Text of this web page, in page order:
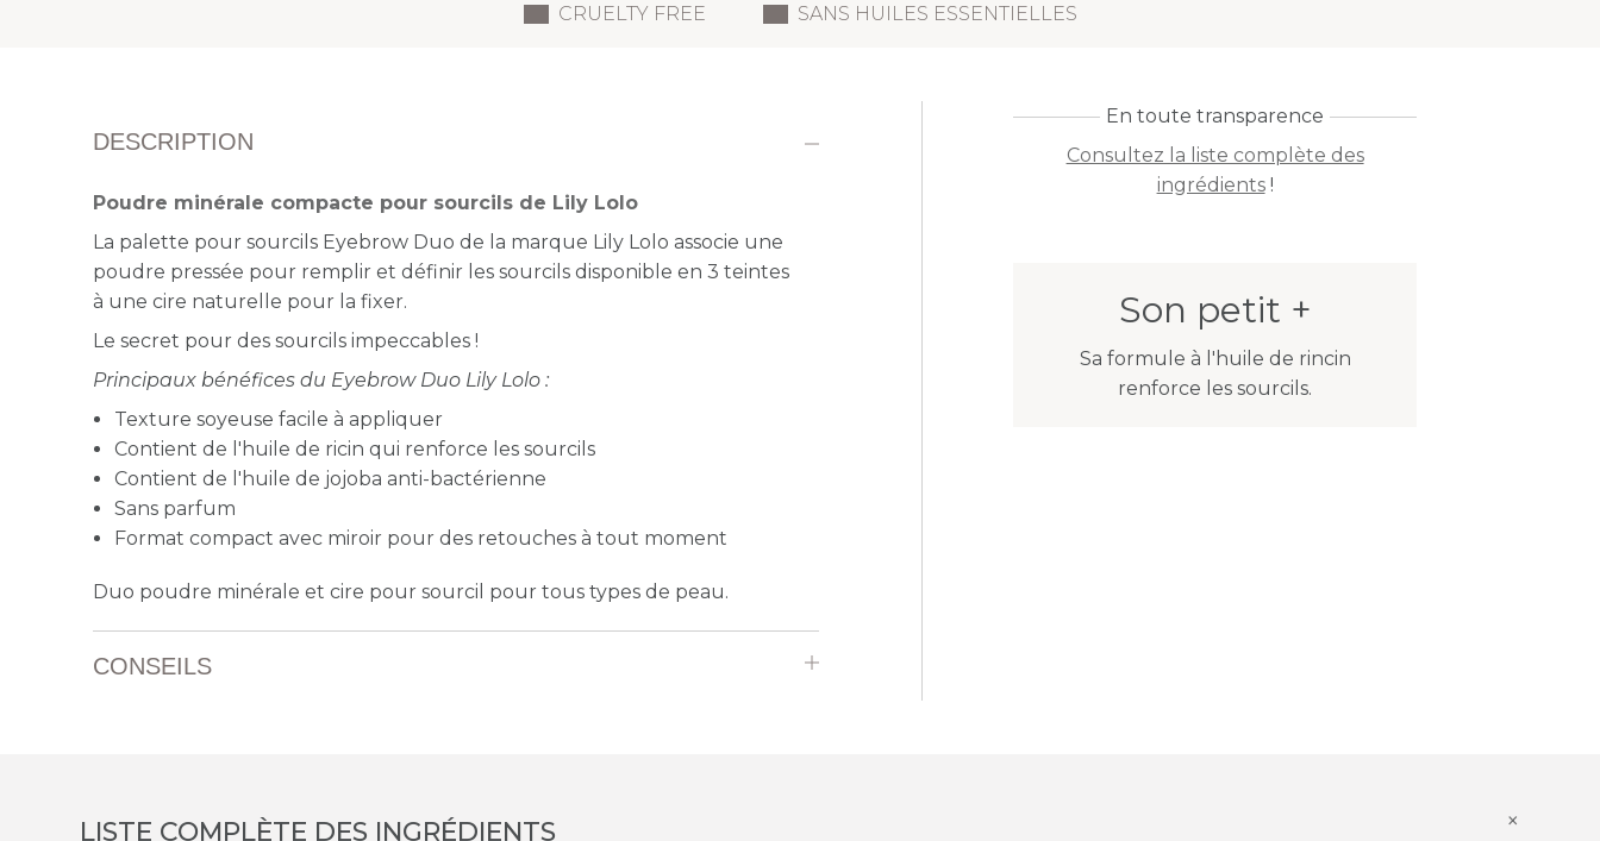
CRUELTY FREE SANS HUILES ESSENTIELLES
DESCRIPTION
Poudre minérale compacte pour sourcils de Lily Lolo
La palette pour sourcils Eyebrow Duo de la marque Lily Lolo associe une
poudre pressée pour remplir et définir les sourcils disponible en 3 teintes
à une cire naturelle pour la fixer.
Le secret pour des sourcils impeccables !
Principaux bénéfices du Eyebrow Duo Lily Lolo :
Texture soyeuse facile à appliquer
Contient de l'huile de ricin qui renforce les sourcils
Contient de l'huile de jojoba anti-bactérienne
Sans parfum
Format compact avec miroir pour des retouches à tout moment
Duo poudre minérale et cire pour sourcil pour tous types de peau.
CONSEILS
En toute transparence
Consultez la liste complète des
ingrédients!
Son petit +
Sa formule à l'huile de rincin
renforce les sourcils.
LISTE COMPLÈTE DES INGRÉDIENTS ×